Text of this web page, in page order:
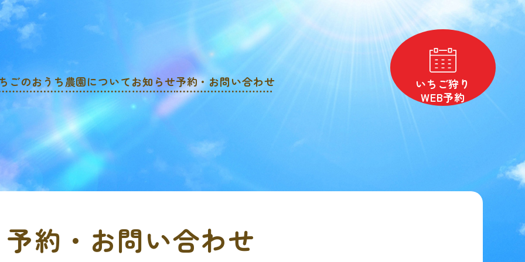
ごのおうち農園についてお知らせ予約・お問い合わせ
予約・お問い合わせ
いちご狩り
WEB予約